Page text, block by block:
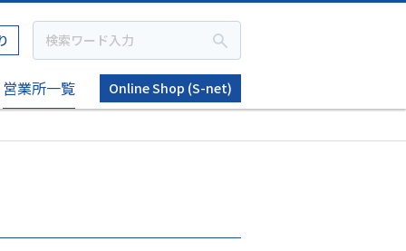
営業所一覧
Online Shop (S-net)